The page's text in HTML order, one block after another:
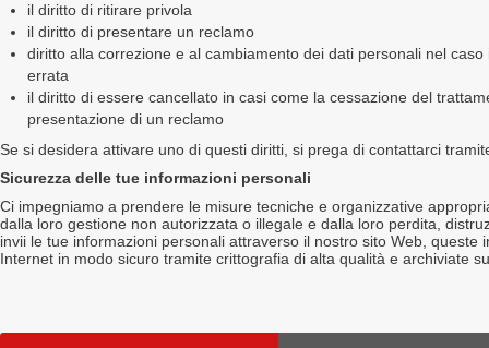
il diritto di ritirare privola
il diritto di presentare un reclamo
diritto alla correzione e al cambiamento dei dati personali nel
errata
il diritto di essere cancellato in casi come la cessazione del
presentazione di un reclamo
Se si desidera attivare uno di questi diritti, si prega di contattarci
Sicurezza delle tue informazioni personali
Ci impegniamo a prendere le misure tecniche e organizzative
dalla loro gestione non autorizzata o illegale e dalla loro perdita,
invii le tue informazioni personali attraverso il nostro sito Web, queste
Internet in modo sicuro tramite crittografia di alta qualità e archiviate